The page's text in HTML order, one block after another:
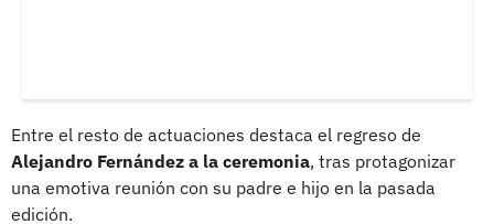
Entre el resto de actuaciones destaca el regreso de
Alejandro Fernández a la ceremonia, tras protagonizar
una emotiva reunión con su padre e hijo en la pasada
edición.